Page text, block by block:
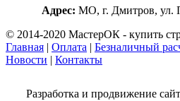
Адрес: МО, г. Дмитров, ул.
© 2014-2020 МастерОК - купить
Главная | Оплата | Безналичный
Новости | Контакты
Разработка и продвижение